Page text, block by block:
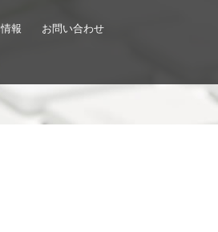
報 お問い合わせ